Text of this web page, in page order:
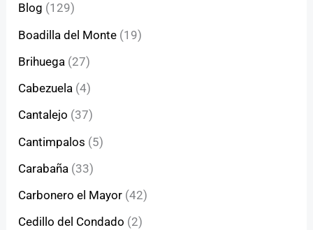
Blog (129)
Boadilla del Monte (19)
Brihuega (27)
Cabezuela (4)
Cantalejo (37)
Cantimpalos (5)
Carabaña (33)
Carbonero el Mayor (42)
Cedillo del Condado (2)